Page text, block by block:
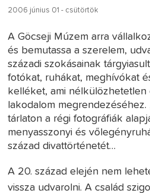
2006 június 01 - csütörtök
A Göcseji Múzem arra
és bemutassa a szerelem,
századi szokásainak
fotókat, ruhákat, meghívókat
kelléket, ami
lakodalom
tárlaton a régi fotográfiák
menyasszonyi és
század divattörténetét…
A 20. század elején nem
vissza udvarolni. A család